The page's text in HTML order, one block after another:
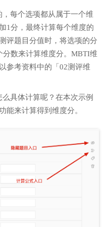
每个选项都从属于一个维
1分，最终计算每个维度的
评题目分值时，将选项的分
数来计算维度分。MBTI维
参考资料中的「02测评维
具体计算呢？在本次示例
能来计算得到维度分。